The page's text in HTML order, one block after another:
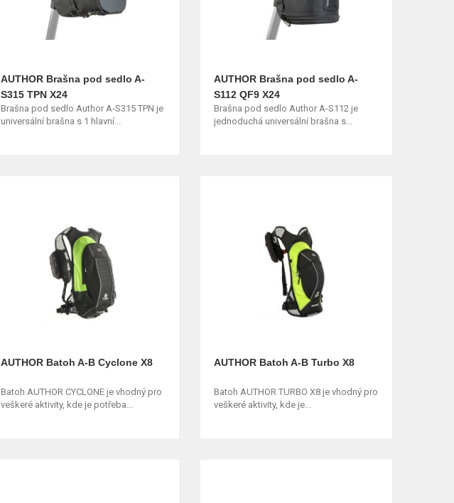
AUTHOR Brašna pod sedlo A-
S315 TPN X24
Brašna pod sedlo Author A-S315 TPN je
universální brašna s 1 hlavní...
AUTHOR Brašna pod sedlo A-
S112 QF9 X24
Brašna pod sedlo Author A-S112 je
jednoduchá universální brašna s...
AUTHOR Batoh A-B Cyclone X8
Batoh AUTHOR CYCLONE je vhodný pro
veškeré aktivity, kde je potřeba...
AUTHOR Batoh A-B Turbo X8
Batoh AUTHOR TURBO X8 je vhodný pro
veškeré aktivity, kde je...